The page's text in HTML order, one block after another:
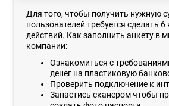
Для того, чтобы получить нужную
пользователей требуется сделать
действий. Как заполнить анкету в
компании:
Ознакомиться с
денег на пластиковую
Проверить подключение к
Запастись сканером чтобы